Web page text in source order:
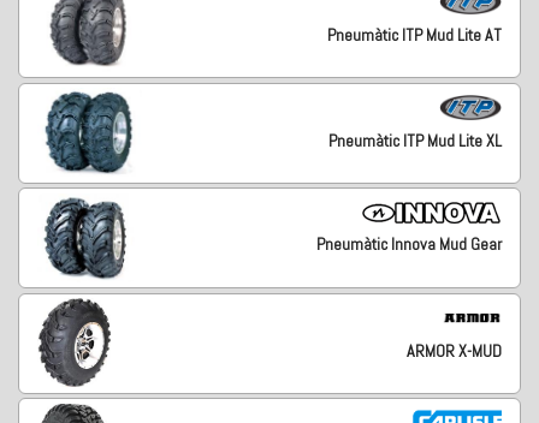
Pneumàtic ITP Mud Lite AT
Pneumàtic ITP Mud Lite XL
Pneumàtic Innova Mud Gear
ARMOR X-MUD